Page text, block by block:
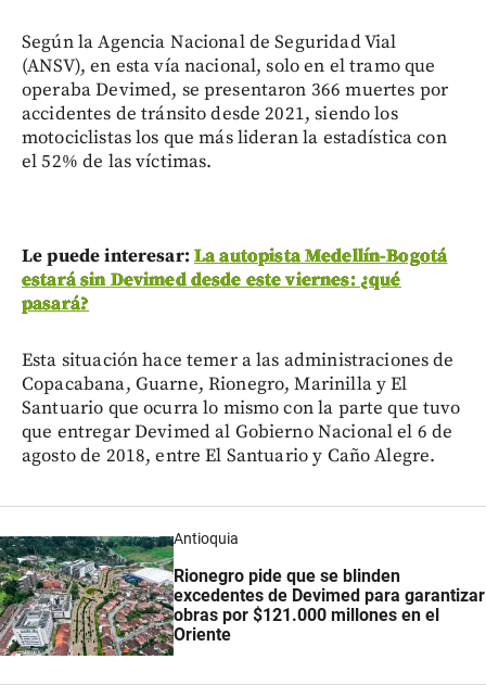
Según la Agencia Nacional de Seguridad Vial
(ANSV), en esta vía nacional, solo en el tramo que
operaba Devimed, se presentaron 366 muertes por
accidentes de tránsito desde 2021, siendo los
motociclistas los que más lideran la estadística con
el 52% de las víctimas.
Le puede interesar: La autopista Medellín-Bogotá
estará sin Devimed desde este viernes: ¿qué
pasará?
Esta situación hace temer a las administraciones de
Copacabana, Guarne, Rionegro, Marinilla y El
Santuario que ocurra lo mismo con la parte que tuvo
que entregar Devimed al Gobierno Nacional el 6 de
agosto de 2018, entre El Santuario y Caño Alegre.
Antioquia
Rionegro pide que se blinden
excedentes de Devimed para garantizar
obras por $121.000 millones en el
Oriente